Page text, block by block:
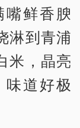
鲜香腴
淋到青浦
米，晶亮
道好极